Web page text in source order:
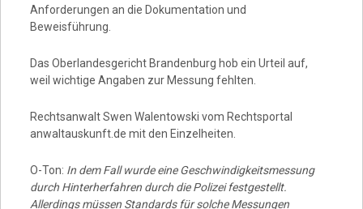
Anforderungen an die Dokumentation und
Beweisführung.
Das Oberlandesgericht Brandenburg hob ein Urteil auf,
weil wichtige Angaben zur Messung fehlten.
Rechtsanwalt Swen Walentowski vom Rechtsportal
anwaltauskunft.de mit den Einzelheiten.
O-Ton: In dem Fall wurde eine Geschwindigkeitsmessung
durch Hinterherfahren durch die Polizei festgestellt.
Allerdings müssen Standards für solche Messungen